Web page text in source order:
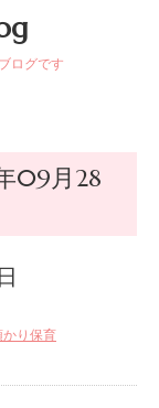
ログです
09月28
かり保育